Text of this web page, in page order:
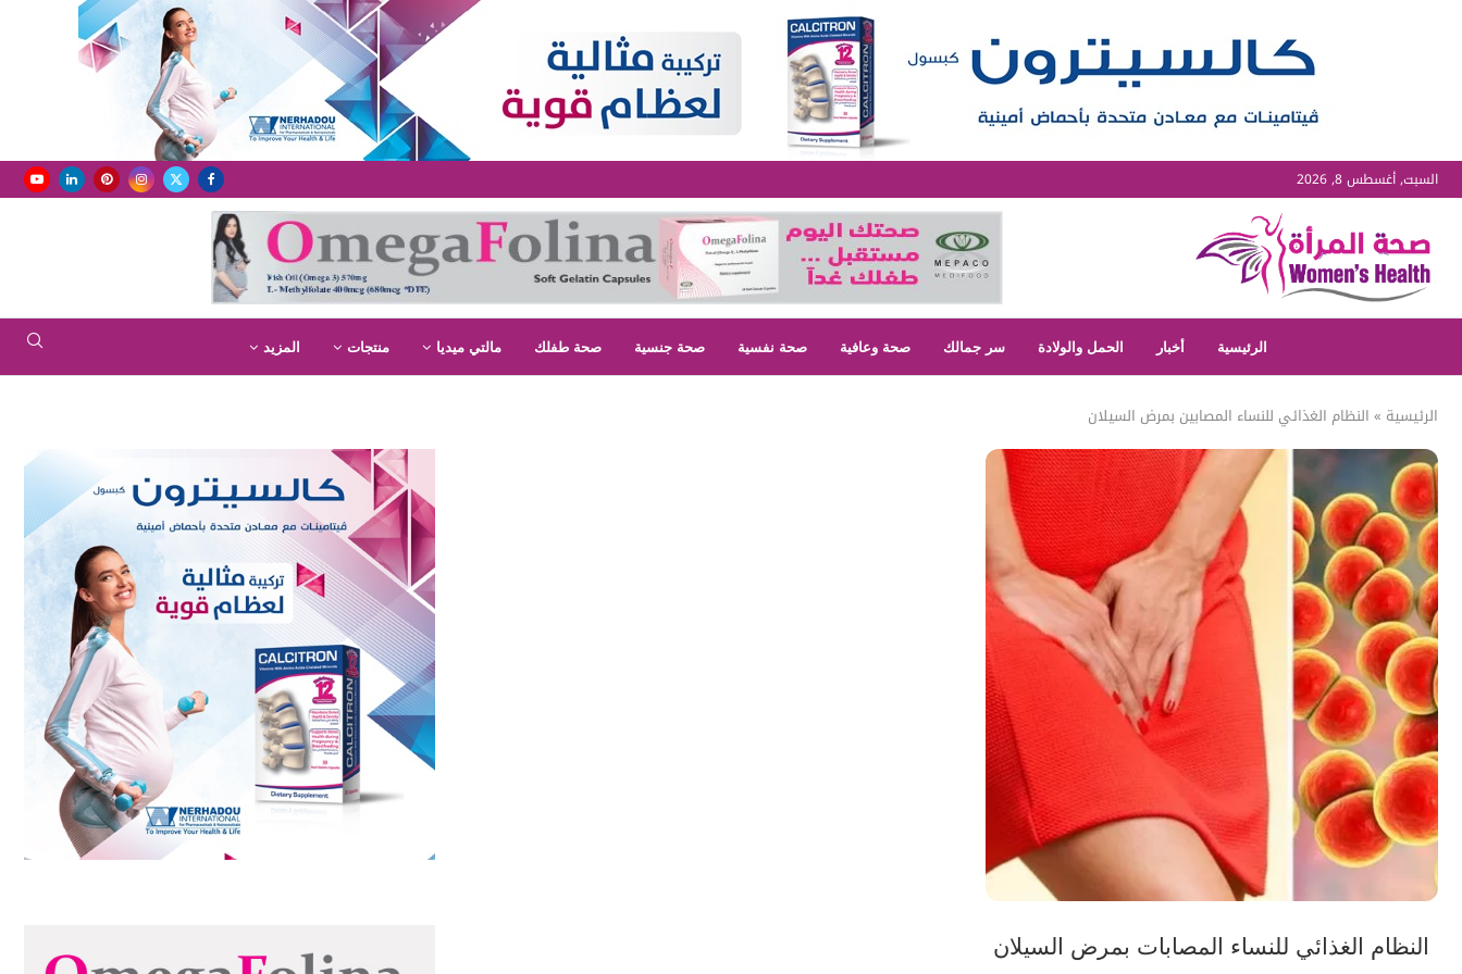
السبت, أغسطس 8, 2026
الرئيسية أخبار الحمل والولادة سر جمالك صحة وعافية صحة نفسية صحة جنسية صحة طفلك مالتي ميديا منتجات المزيد
الرئيسية » النظام الغذائي للنساء المصابين بمرض السيلان
النظام الغذائي للنساء المصابات بمرض السيلان